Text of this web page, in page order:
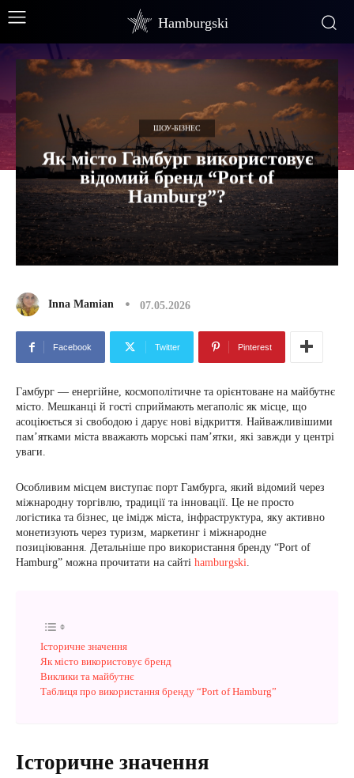
Hamburgski
ШОУ-БІЗНЕС
Як місто Гамбург використовує
відомий бренд “Port of
Hamburg”?
Inna Mamian 07.05.2026
Facebook Twitter Pinterest
Гамбург — енергійне, космополітичне та орієнтоване на майбутнє
місто. Мешканці й гості сприймають мегаполіс як місце, що
асоціюється зі свободою і дарує нові відкриття. Найважливішими
пам’ятками міста вважають морські пам’ятки, які завжди у центрі
уваги.
Особливим місцем виступає порт Гамбурга, який відомий через
міжнародну торгівлю, традиції та інновації. Це не просто
логістика та бізнес, це імідж міста, інфраструктура, яку активно
монетизують через туризм, маркетинг і міжнародне
позиціювання. Детальніше про використання бренду “Port of
Hamburg” можна прочитати на сайті hamburgski.
Історичне значення
Як місто використовує бренд
Виклики та майбутнє
Таблиця про використання бренду “Port of Hamburg”
Історичне значення